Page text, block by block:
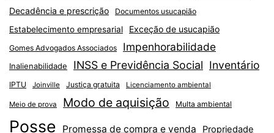
Decadência e prescrição Documentos usucapião
Estabelecimento empresarial Exceção de usucapião
Gomes Advogados Associados Impenhorabilidade
Inalienabilidade INSS e Previdência Social Inventário
IPTU Joinville Justiça gratuita Licenciamento ambiental
Meio de prova Modo de aquisição Multa ambiental
Posse Promessa de compra e venda Propriedade